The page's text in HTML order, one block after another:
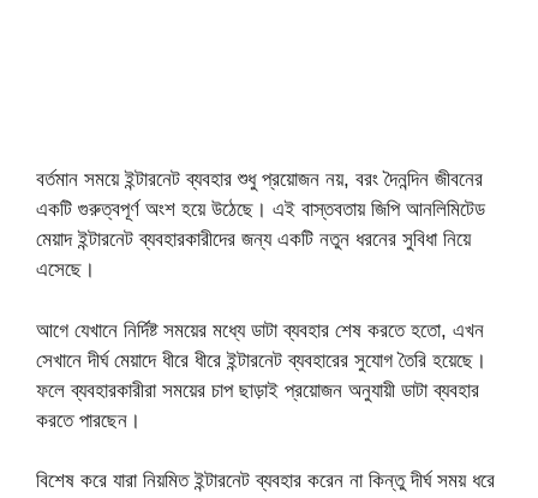
বর্তমান সময়ে ইন্টারনেট ব্যবহার শুধু প্রয়োজন নয়, বরং দৈনন্দিন জীবনের
একটি গুরুত্বপূর্ণ অংশ হয়ে উঠেছে। এই বাস্তবতায় জিপি আনলিমিটেড
মেয়াদ ইন্টারনেট ব্যবহারকারীদের জন্য একটি নতুন ধরনের সুবিধা নিয়ে
এসেছে।
আগে যেখানে নির্দিষ্ট সময়ের মধ্যে ডাটা ব্যবহার শেষ করতে হতো, এখন
সেখানে দীর্ঘ মেয়াদে ধীরে ধীরে ইন্টারনেট ব্যবহারের সুযোগ তৈরি হয়েছে।
ফলে ব্যবহারকারীরা সময়ের চাপ ছাড়াই প্রয়োজন অনুযায়ী ডাটা ব্যবহার
করতে পারছেন।
বিশেষ করে যারা নিয়মিত ইন্টারনেট ব্যবহার করেন না কিন্তু দীর্ঘ সময় ধরে